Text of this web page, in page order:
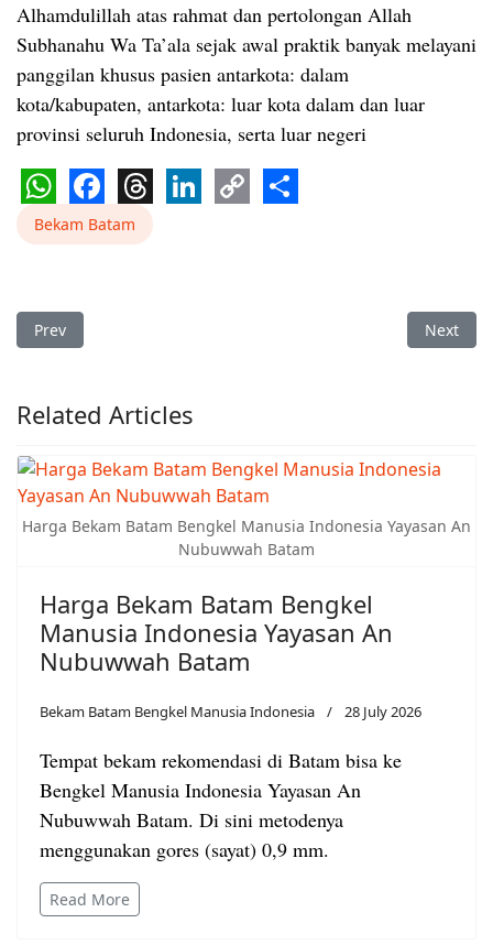
Alhamdulillah atas rahmat dan pertolongan Allah
Subhanahu Wa Ta’ala sejak awal praktik banyak melayani
panggilan khusus pasien antarkota: dalam
kota/kabupaten, antarkota: luar kota dalam dan luar
provinsi seluruh Indonesia, serta luar negeri
WhatsApp
Facebook
Threads
Bekam Batam
Previous article: Bekam Dabo Singkep Ruqyah Dabo Singkep
Prev Next
Next
Related Articles
Harga Bekam Batam Bengkel Manusia Indonesia Yayasan An
Nubuwwah Batam
Harga Bekam Batam Bengkel
Manusia Indonesia Yayasan An
Nubuwwah Batam
Bekam Batam Bengkel Manusia Indonesia 28 July 2026
Tempat bekam rekomendasi di Batam bisa ke
Bengkel Manusia Indonesia Yayasan An
Nubuwwah Batam. Di sini metodenya
menggunakan gores (sayat) 0,9 mm.
Read More